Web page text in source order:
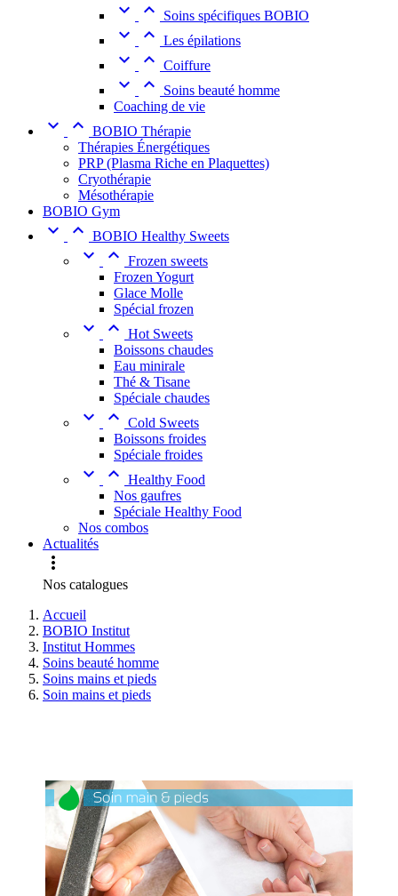
  Soins spécifiques BOBIO
  Les épilations
  Coiffure
 
Soins beauté homme
Coaching de vie
  BOBIO Thérapie
Thérapies Énergétiques
PRP (Plasma Riche en Plaquettes)
Cryothérapie
Mésothérapie
BOBIO Gym
  BOBIO Healthy Sweets
  Frozen sweets
Frozen Yogurt
Glace Molle
Spécial frozen
  Hot Sweets
Boissons chaudes
Eau minirale
Thé & Tisane
Spéciale chaudes
  Cold Sweets
Boissons froides
Spéciale froides
  Healthy Food
Nos gaufres
Spéciale Healthy Food
Nos combos
Actualités

Nos catalogues
Accueil
BOBIO Institut
Institut Hommes
Soins beauté homme
Soins mains et pieds
Soin mains et pieds